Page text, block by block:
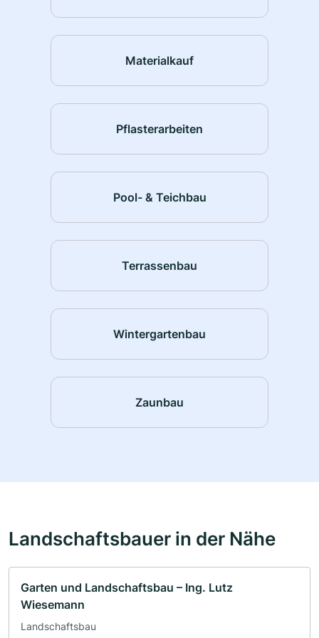
Materialkauf
Pflasterarbeiten
Pool- & Teichbau
Terrassenbau
Wintergartenbau
Zaunbau
Landschaftsbauer in der Nähe
Garten und Landschaftsbau – Ing. Lutz
Wiesemann
Landschaftsbau